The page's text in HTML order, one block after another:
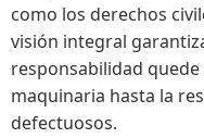
como los derechos
visión integral
responsabilidad
maquinaria hasta la
defectuosos.